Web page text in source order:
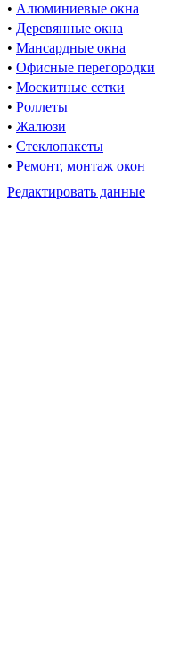
• Алюминиевые окна
• Деревянные окна
• Мансардные окна
• Офисные перегородки
• Москитные сетки
• Роллеты
• Жалюзи
• Стеклопакеты
• Ремонт, монтаж окон
Редактировать данные